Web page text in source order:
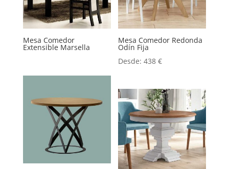
Mesa Comedor
Extensible Marsella
Mesa Comedor Redonda
Odín Fija
Desde:438€